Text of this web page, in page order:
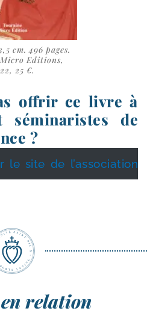
cm. 496 pages.
Editions,
25 €.
offrir ce livre à
de
?
le site de l’as­so­cia­tion
relation